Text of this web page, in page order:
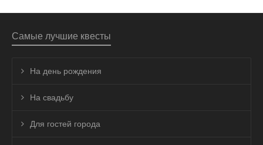
Самые лучшие квесты
На день рождения
На свадьбу
Для гостей города